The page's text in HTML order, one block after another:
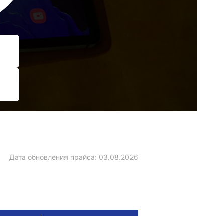
Дата обновления прайса: 03.08.2026